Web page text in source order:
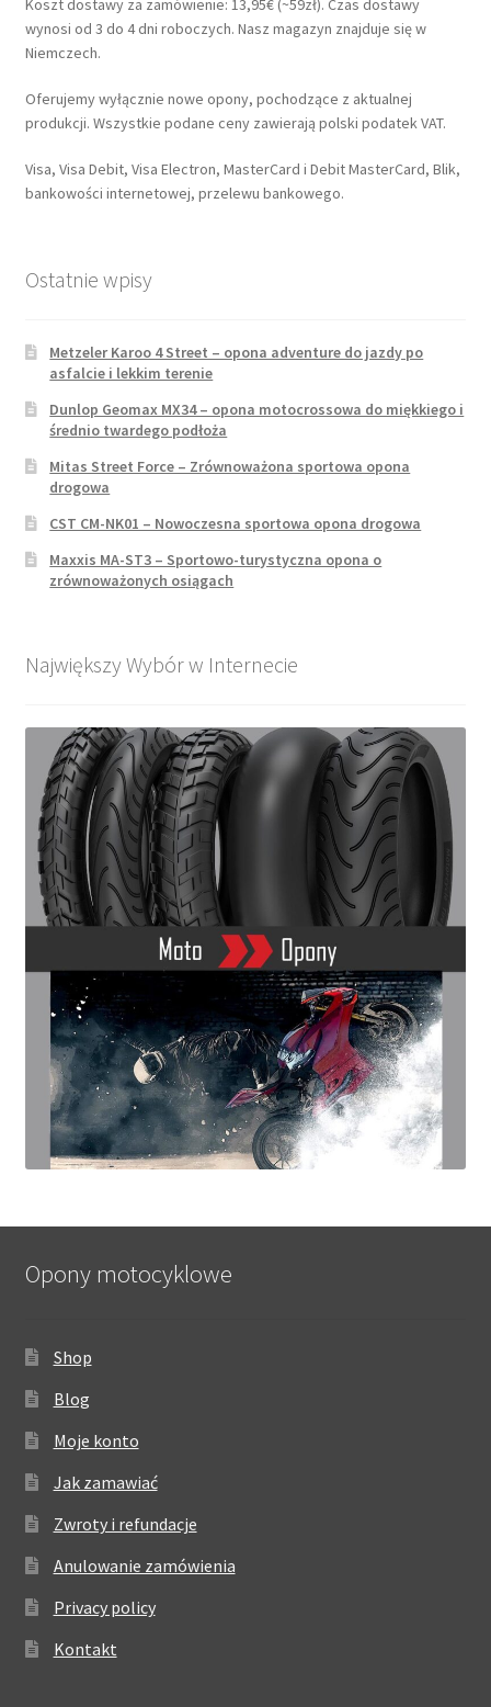
Koszt dostawy za zamówienie: 13,95€ (~59zł). Czas dostawy
wynosi od 3 do 4 dni roboczych. Nasz magazyn znajduje się w
Niemczech.
Oferujemy wyłącznie nowe opony, pochodzące z aktualnej
produkcji. Wszystkie podane ceny zawierają polski podatek VAT.
Visa, Visa Debit, Visa Electron, MasterCard i Debit MasterCard, Blik,
bankowości internetowej, przelewu bankowego.
Ostatnie wpisy
Metzeler Karoo 4 Street – opona adventure do jazdy po
asfalcie i lekkim terenie
Dunlop Geomax MX34 – opona motocrossowa do miękkiego i
średnio twardego podłoża
Mitas Street Force – Zrównoważona sportowa opona
drogowa
CST CM-NK01 – Nowoczesna sportowa opona drogowa
Maxxis MA-ST3 – Sportowo-turystyczna opona o
zrównoważonych osiągach
Największy Wybór w Internecie
Opony motocyklowe
Shop
Blog
Moje konto
Jak zamawiać
Zwroty i refundacje
Anulowanie zamówienia
Privacy policy
Kontakt